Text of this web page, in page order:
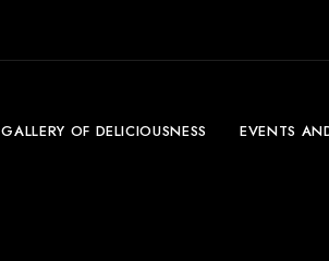
GALLERY OF DELICIOUSNESS EVENTS